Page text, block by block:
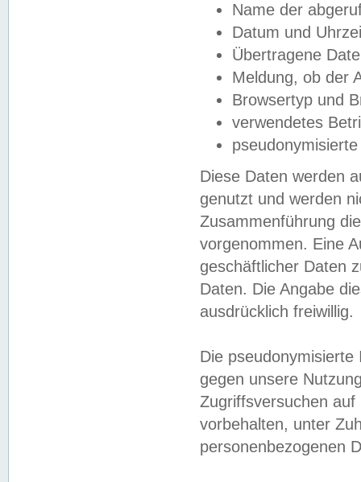
Name der
Datum und
Übertragene
Meldung, ob der
Browsertyp und
verwendetes
Diese Daten werden
genutzt und werden
Zusammenführung
vorgenommen. Eine
geschäftlicher Daten
Daten. Die Angabe
ausdrücklich freiwillig.
Die
gegen unsere
Zugriffsversuchen
vorbehalten, unter
personenbezogenen